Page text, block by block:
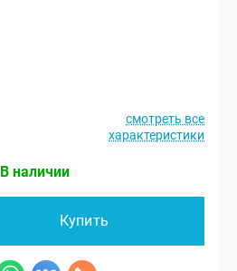
смотреть все
характеристики
В наличии
Купить